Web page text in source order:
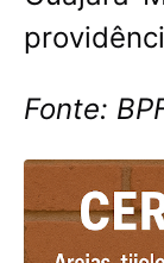
Fonte: